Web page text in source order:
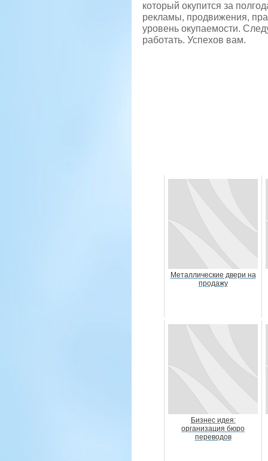
который окупится за
рекламы, продвижения,
уровень окупаемости.
работать. Успехов вам.
Металлические двери на
продажу
Бизнес идея:
организация бюро
переводов